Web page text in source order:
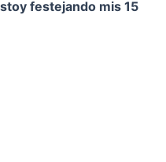
festejando mis 15